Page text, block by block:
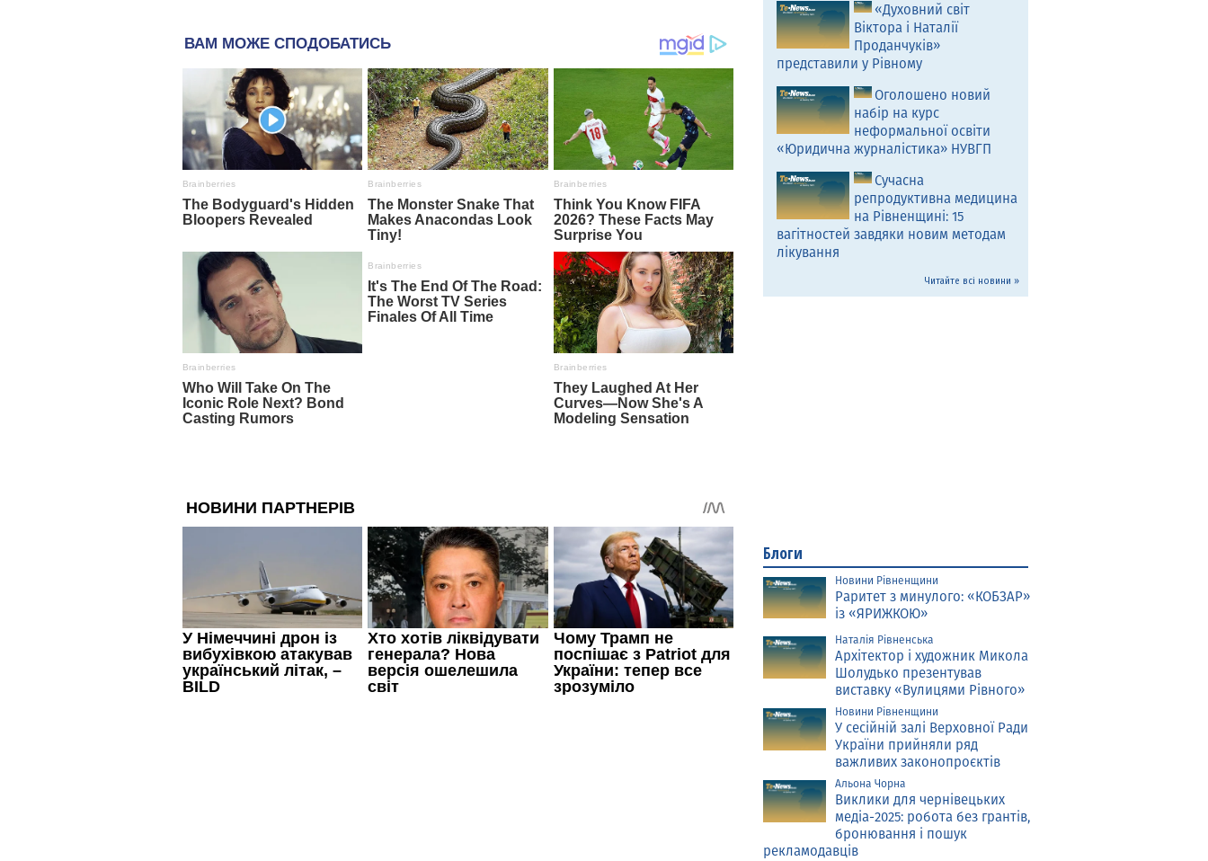
«Духовний світ
Віктора і Наталії
Проданчуків»
представили у Рівному
Оголошено новий
набір на курс
неформальної освіти
«Юридична журналістика» НУВГП
Сучасна
репродуктивна медицина
на Рівненщині: 15
вагітностей завдяки новим методам
лікування
Читайте всі новини »
Блоги
Новини Рівненщини
Раритет з минулого: «КОБЗАР»
із «ЯРИЖКОЮ»
Наталія Рівненська
Архітектор і художник Микола
Шолудько презентував
виставку «Вулицями Рівного»
Новини Рівненщини
У сесійній залі Верховної Ради
України прийняли ряд
важливих законопроєктів
Альона Чорна
Виклики для чернівецьких
медіа-2025: робота без грантів,
бронювання і пошук
рекламодавців